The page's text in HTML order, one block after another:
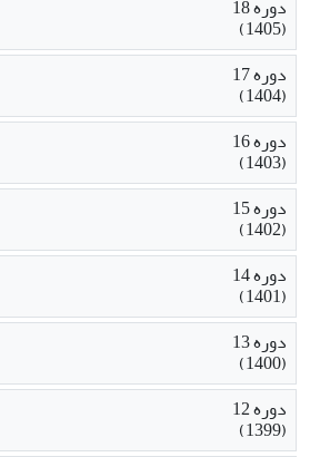
دوره 18
(1405)
دوره 17
(1404)
دوره 16
(1403)
دوره 15
(1402)
دوره 14
(1401)
دوره 13
(1400)
دوره 12
(1399)